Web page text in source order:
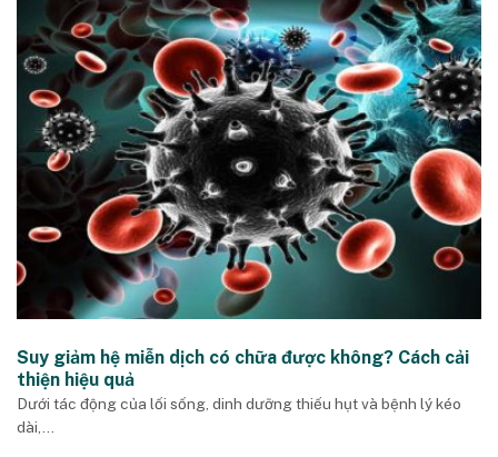
Suy giảm hệ miễn dịch có chữa được không? Cách cải
thiện hiệu quả
Dưới tác động của lối sống, dinh dưỡng thiếu hụt và bệnh lý kéo
dài,...